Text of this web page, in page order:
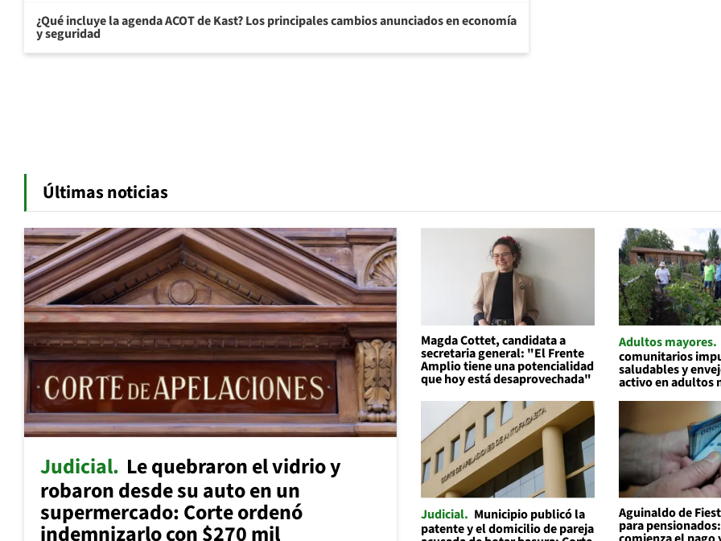
¿Qué incluye la agenda ACOT de Kast? Los principales cambios anunciados en economía
y seguridad
Últimas noticias
Judicial Le quebraron el vidrio y
robaron desde su auto en un
supermercado: Corte ordenó
indemnizarlo con $270 mil
Magda Cottet, candidata a
secretaria general: "El Frente
Amplio tiene una potencialidad
que hoy está desaprovechada"
Adultos mayores
comunitarios
saludables y
activo en adultos
Judicial
Municipio publicó la
patente y el domicilio de pareja
Aguinaldo de
para